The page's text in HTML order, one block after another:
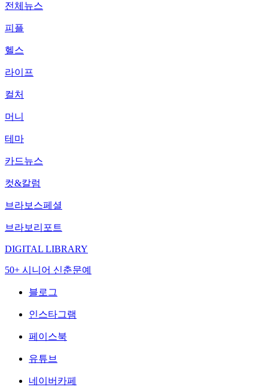
전체뉴스
피플
헬스
라이프
컬처
머니
테마
카드뉴스
컷&칼럼
브라보스페셜
브라보리포트
DIGITAL LIBRARY
50+ 시니어 신춘문예
블로그
인스타그램
페이스북
유튜브
네이버카페